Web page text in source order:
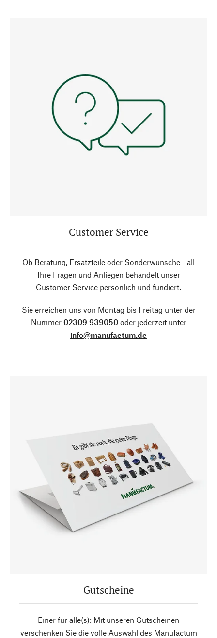
Customer Service
Ob Beratung, Ersatzteile oder Sonderwünsche - all
Ihre Fragen und Anliegen behandelt unser
Customer Service persönlich und fundiert.
Sie erreichen uns von Montag bis Freitag unter der
Nummer 02309 939050oder jederzeit unter
info@manufactum.de
Gutscheine
Einer für alle(s): Mit unseren Gutscheinen
verschenken Sie die volle Auswahl des Manufactum